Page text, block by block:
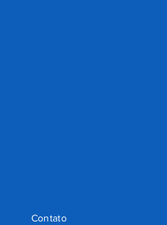
Contato